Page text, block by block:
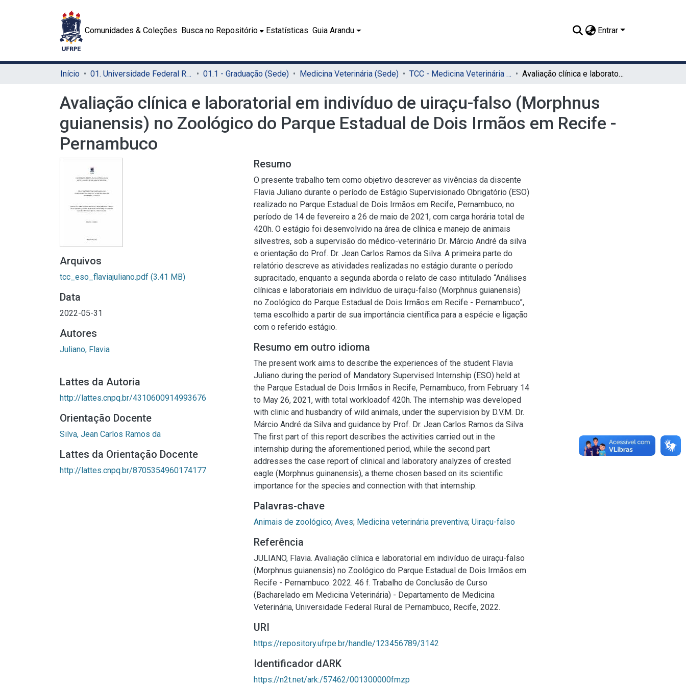
Comunidades & Coleções Busca no Repositório Estatísticas Guia Arandu Entrar
Início 01. Universidade Federal Rural de Pernambuco - UFRPE (Sede) 01.1 - Graduação (Sede) Medicina Veterinária (Sede) TCC - Medicina Veterinária (Sede) Avaliação clínica e laboratorial em indivíduo de uiraçu-falso (Morphnus guianensis) no Zoológico do Parque Estadual de Dois Irmãos em Recife - Pernambuco
Avaliação clínica e laboratorial em indivíduo de uiraçu-falso (Morphnus
guianensis) no Zoológico do Parque Estadual de Dois Irmãos em Recife -
Pernambuco
Arquivos
tcc_eso_flaviajuliano.pdf (3.41 MB)
Data
2022-05-31
Autores
Juliano, Flavia
Lattes da Autoria
http://lattes.cnpq.br/4310600914993676
Orientação Docente
Silva, Jean Carlos Ramos da
Lattes da Orientação Docente
http://lattes.cnpq.br/8705354960174177
Resumo
O presente trabalho tem como objetivo descrever as vivências da discente
Flavia Juliano durante o período de Estágio Supervisionado Obrigatório (ESO)
realizado no Parque Estadual de Dois Irmãos em Recife, Pernambuco, no
período de 14 de fevereiro a 26 de maio de 2021, com carga horária total de
420h. O estágio foi desenvolvido na área de clínica e manejo de animais
silvestres, sob a supervisão do médico-veterinário Dr. Márcio André da silva
e orientação do Prof. Dr. Jean Carlos Ramos da Silva. A primeira parte do
relatório descreve as atividades realizadas no estágio durante o período
supracitado, enquanto a segunda aborda o relato de caso intitulado “Análises
clínicas e laboratoriais em indivíduo de uiraçu-falso (Morphnus guianensis)
no Zoológico do Parque Estadual de Dois Irmãos em Recife - Pernambuco”,
tema escolhido a partir de sua importância científica para a espécie e ligação
com o referido estágio.
Resumo em outro idioma
The present work aims to describe the experiences of the student Flavia
Juliano during the period of Mandatory Supervised Internship (ESO) held at
the Parque Estadual de Dois Irmãos in Recife, Pernambuco, from February 14
to May 26, 2021, with total workloadof 420h. The internship was developed
with clinic and husbandry of wild animals, under the supervision by D.V.M. Dr.
Márcio André da Silva and guidance by Prof. Dr. Jean Carlos Ramos da Silva.
The first part of this report describes the activities carried out in the
internship during the aforementioned period, while the second part
addresses the case report of clinical and laboratory analyzes of crested
eagle (Morphnus guinanensis), a theme chosen based on its scientific
importance for the species and connection with that internship.
Palavras-chave
Animais de zoológico; Aves; Medicina veterinária preventiva; Uiraçu-falso
Referência
JULIANO, Flavia. Avaliação clínica e laboratorial em indivíduo de uiraçu-falso
(Morphnus guianensis) no Zoológico do Parque Estadual de Dois Irmãos em
Recife - Pernambuco. 2022. 46 f. Trabalho de Conclusão de Curso
(Bacharelado em Medicina Veterinária) - Departamento de Medicina
Veterinária, Universidade Federal Rural de Pernambuco, Recife, 2022.
URI
https://repository.ufrpe.br/handle/123456789/3142
Identificador dARK
https://n2t.net/ark:/57462/001300000fmzp